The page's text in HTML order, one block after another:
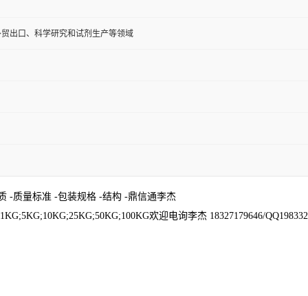
出口、科学研究和试剂生产等领域
-质量标准 -包装规格 -结构 -鼎信通李杰
欢迎电询李杰 18327179646/